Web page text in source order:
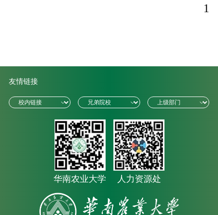
1
友情链接
华南农业大学 人力资源处